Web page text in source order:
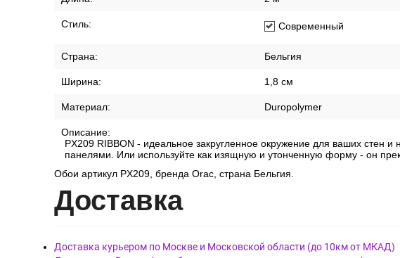
Стиль: Современный
Страна: Бельгия
Ширина: 1,8 см
Материал: Duropolymer
Описание:
PX209 RIBBON - идеальное закругленное окружение для ваших стен
панелями. Или используйте как изящную и утонченную форму - он
Обои артикул PX209, бренда Orac, страна Бельгия.
Доставка
Доставка курьером по Москве и Московской области (до 10км от МКАД)